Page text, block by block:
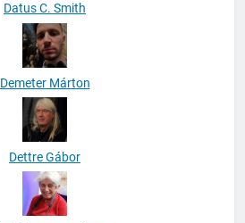
Datus C. Smith
Demeter Márton
Dettre Gábor